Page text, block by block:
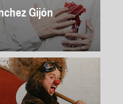
Gijón